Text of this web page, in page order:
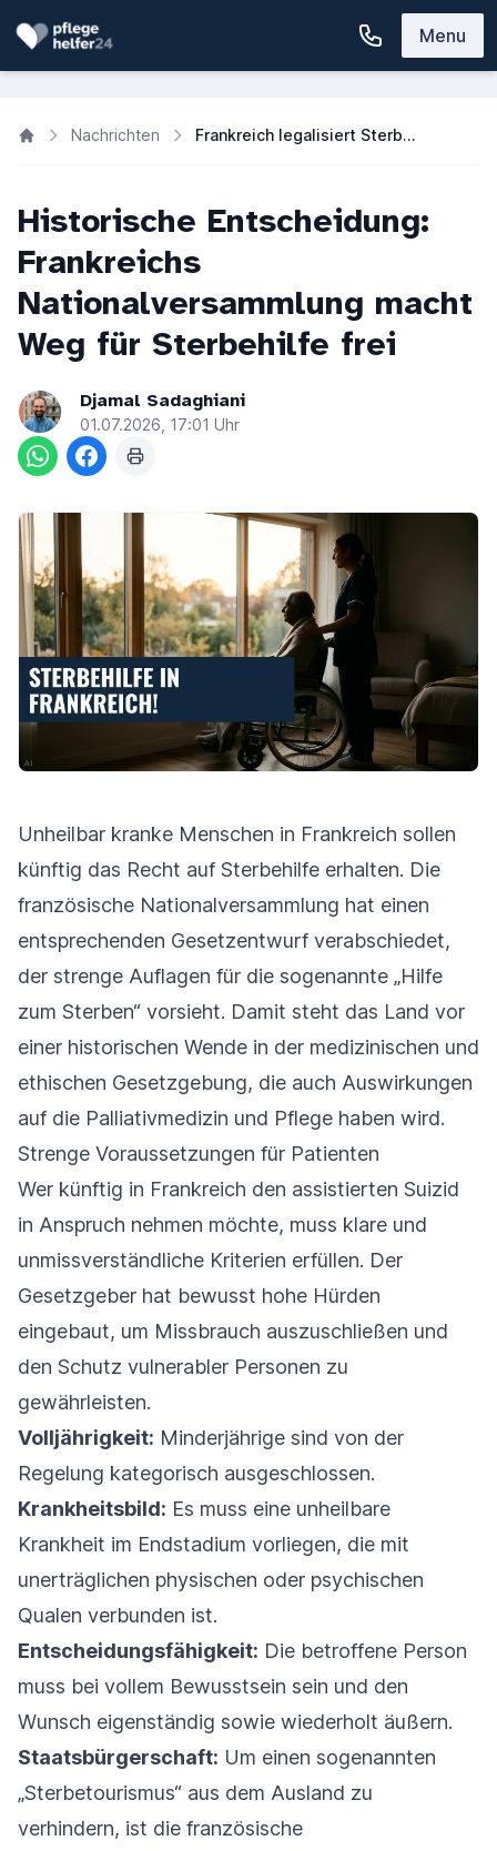
Menu
Nachrichten Frankreich legalisiert Sterbehilfe: Nationalversammlung stimmt für Reform
Historische Entscheidung:
Frankreichs
Nationalversammlung macht
Weg für Sterbehilfe frei
Djamal Sadaghiani
01.07.2026, 17:01 Uhr
Unheilbar kranke Menschen in Frankreich sollen
künftig das Recht auf Sterbehilfe erhalten. Die
französische Nationalversammlung hat einen
entsprechenden Gesetzentwurf verabschiedet,
der strenge Auflagen für die sogenannte „Hilfe
zum Sterben“ vorsieht. Damit steht das Land vor
einer historischen Wende in der medizinischen und
ethischen Gesetzgebung, die auch Auswirkungen
auf die Palliativmedizin und Pflege haben wird.
Strenge Voraussetzungen für Patienten
Wer künftig in Frankreich den assistierten Suizid
in Anspruch nehmen möchte, muss klare und
unmissverständliche Kriterien erfüllen. Der
Gesetzgeber hat bewusst hohe Hürden
eingebaut, um Missbrauch auszuschließen und
den Schutz vulnerabler Personen zu
gewährleisten.
Volljährigkeit: Minderjährige sind von der
Regelung kategorisch ausgeschlossen.
Krankheitsbild: Es muss eine unheilbare
Krankheit im Endstadium vorliegen, die mit
unerträglichen physischen oder psychischen
Qualen verbunden ist.
Entscheidungsfähigkeit: Die betroffene Person
muss bei vollem Bewusstsein sein und den
Wunsch eigenständig sowie wiederholt äußern.
Staatsbürgerschaft: Um einen sogenannten
„Sterbetourismus“ aus dem Ausland zu
verhindern, ist die französische